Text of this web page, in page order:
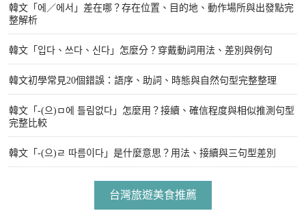
韓文「에／에서」差在哪？存在位置、目的地、動作場所與出發點完
整解析
韓文「입다、쓰다、신다」怎麼分？穿戴動詞用法、差別與例句
韓文初學常見20個錯誤：語序、助詞、時態與自然句型完整整理
韓文「-(으)ㅁ에 틀림없다」怎麼用？接續、確信程度與相似推測句型
完整比較
韓文「-(으)ㄹ 따름이다」是什麼意思？用法、接續與三句型差別
台灣旅遊美食推薦